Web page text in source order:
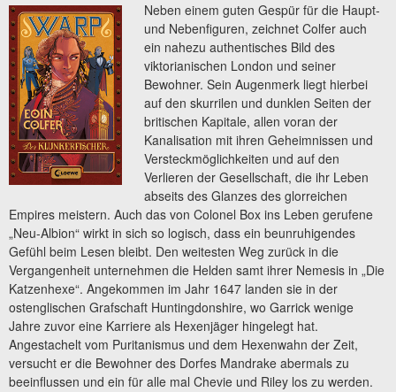
Neben einem guten Gespür für die Haupt-
und Nebenfiguren, zeichnet Colfer auch
ein nahezu authentisches Bild des
viktorianischen London und seiner
Bewohner. Sein Augenmerk liegt hierbei
auf den skurrilen und dunklen Seiten der
britischen Kapitale, allen voran der
Kanalisation mit ihren Geheimnissen und
Versteckmöglichkeiten und auf den
Verlieren der Gesellschaft, die ihr Leben
abseits des Glanzes des glorreichen
Empires meistern. Auch das von Colonel Box ins Leben gerufene
„Neu-Albion“ wirkt in sich so logisch, dass ein beunruhigendes
Gefühl beim Lesen bleibt. Den weitesten Weg zurück in die
Vergangenheit unternehmen die Helden samt ihrer Nemesis in „Die
Katzenhexe“. Angekommen im Jahr 1647 landen sie in der
ostenglischen Grafschaft Huntingdonshire, wo Garrick wenige
Jahre zuvor eine Karriere als Hexenjäger hingelegt hat.
Angestachelt vom Puritanismus und dem Hexenwahn der Zeit,
versucht er die Bewohner des Dorfes Mandrake abermals zu
beeinflussen und ein für alle mal Chevie und Riley los zu werden.